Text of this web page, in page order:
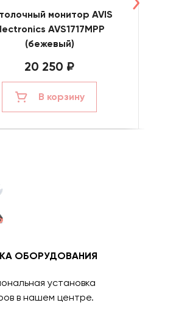
монитор AVIS
AVS1717MPP
(бежевый)
20 250 ₽
В корзину
ОБОРУДОВАНИЯ
установка
в нашем центре.